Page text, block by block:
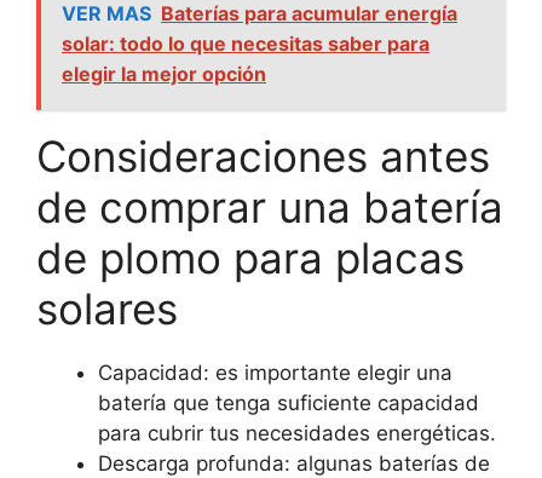
VER MAS Baterías para acumular energía
solar: todo lo que necesitas saber para
elegir la mejor opción
Consideraciones antes
de comprar una batería
de plomo para placas
solares
Capacidad: es importante elegir una
batería que tenga suficiente capacidad
para cubrir tus necesidades energéticas.
Descarga profunda: algunas baterías de